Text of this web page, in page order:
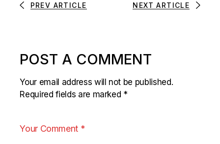
PREV ARTICLE NEXT ARTICLE
POST A COMMENT
Your email address will not be published.
Required fields are marked *